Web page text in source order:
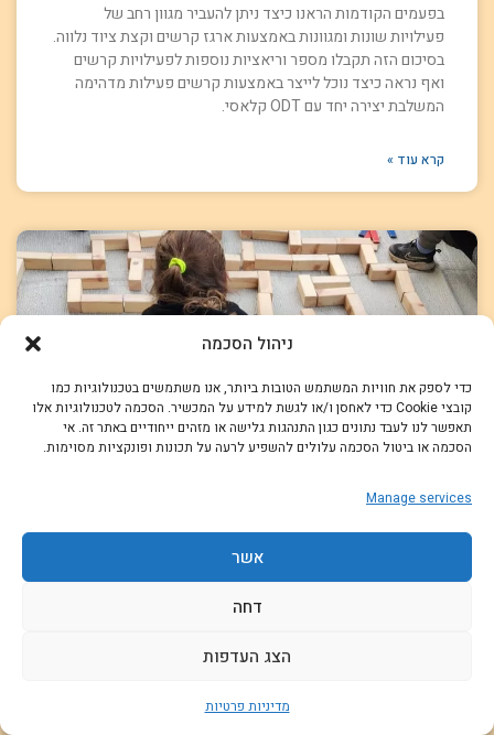
ניהול הסכמה
כדי לספק את חוויות המשתמש הטובות ביותר, אנו משתמשים בטכנולוגיות כמו
קובצי Cookie כדי לאחסן ו/או לגשת למידע על המכשיר. הסכמה לטכנולוגיות אלו
תאפשר לנו לעבד נתונים כגון התנהגות גלישה או מזהים ייחודיים באתר זה. אי
הסכמה או ביטול הסכמה עלולים להשפיע לרעה על תכונות ופונקציות מסוימות.
Manage services
אשר
דחה
הצג העדפות
מדיניות פרטיות
בפעמים הקודמות הראנו כיצד ניתן להעביר מגוון רחב של
פעילויות שונות ומגוונות באמצעות ארגז קרשים וקצת ציוד נלווה.
בסיכום הזה תקבלו מספר וריאציות נוספות לפעילויות קרשים
ואף נראה כיצד נוכל לייצר באמצעות קרשים פעילות מדהימה
המשלבת יצירה יחד עם ODT קלאסי.
קרא עוד »
הקרשים הם כלי מדהים באמצעותו ניתן להעביר מגוון רחב של
פעילות טובה עם הקרשים בסך הכל צריך להצטייד בארגז קרשים